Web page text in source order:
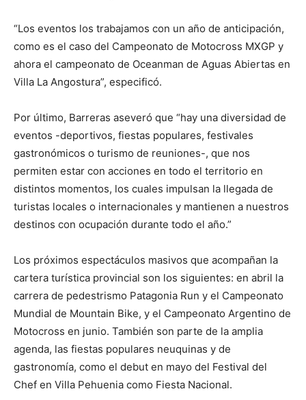
“Los eventos los trabajamos con un año de anticipación,
como es el caso del Campeonato de Motocross MXGP y
ahora el campeonato de Oceanman de Aguas Abiertas en
Villa La Angostura”, especificó.
Por último, Barreras aseveró que “hay una diversidad de
eventos -deportivos, fiestas populares, festivales
gastronómicos o turismo de reuniones-, que nos
permiten estar con acciones en todo el territorio en
distintos momentos, los cuales impulsan la llegada de
turistas locales o internacionales y mantienen a nuestros
destinos con ocupación durante todo el año.”
Los próximos espectáculos masivos que acompañan la
cartera turística provincial son los siguientes: en abril la
carrera de pedestrismo Patagonia Run y el Campeonato
Mundial de Mountain Bike, y el Campeonato Argentino de
Motocross en junio. También son parte de la amplia
agenda, las fiestas populares neuquinas y de
gastronomía, como el debut en mayo del Festival del
Chef en Villa Pehuenia como Fiesta Nacional.